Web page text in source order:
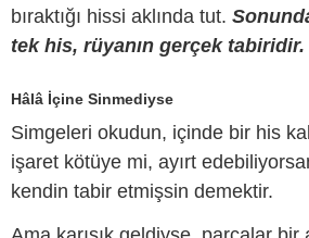
bıraktığı hissi aklında tut.
tek his, rüyanın gerçek tabiridir.
Hâlâ İçine Sinmediyse
Simgeleri okudun, içinde bir his
işaret kötüye mi, ayırt
kendin tabir etmişsin demektir.